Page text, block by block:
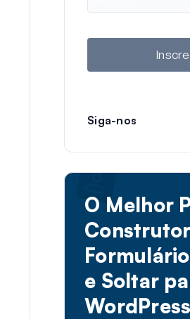
m
i
Siga-nos
O Melhor
e Soltar
WordPress